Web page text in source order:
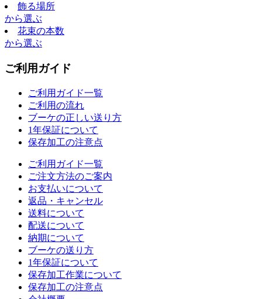
飾る場所
から選ぶ
花束の本数
から選ぶ
ご利用ガイド
ご利用ガイド一覧
ご利用の流れ
ブーケの正しい送り方
1年保証について
保存加工の注意点
ご利用ガイド一覧
ご注文方法のご案内
お支払いについて
返品・キャンセル
送料について
配送について
納期について
ブーケの送り方
1年保証について
保存加工作業について
保存加工の注意点